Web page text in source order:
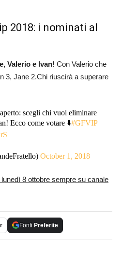
2018: i nominati al
Valerio e Ivan! Con Valerio che
3, Jane 2.Chi riuscirà a superare
scegli chi vuoi eliminare
Ecco come votare ⬇️#GFVIP
October 1, 2018
8 ottobre sempre su canale
Fonti Preferite